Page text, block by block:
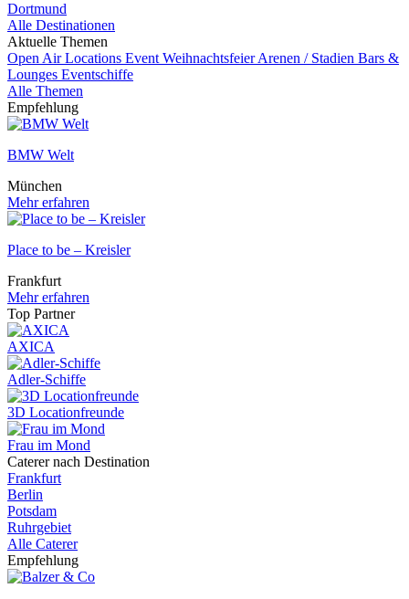
Dortmund
Alle Destinationen
Aktuelle Themen
Open Air Locations Event WeihnachtsfeierArenen / Stadien Bars &
Lounges Eventschiffe
Alle Themen
Empfehlung
BMW Welt
München
Mehr erfahren
Place to be – Kreisler
Frankfurt
Mehr erfahren
Top Partner
AXICA
Adler-Schiffe
3D Locationfreunde
Frau im Mond
Caterer nach Destination
Frankfurt
Berlin
Potsdam
Ruhrgebiet
Alle Caterer
Empfehlung